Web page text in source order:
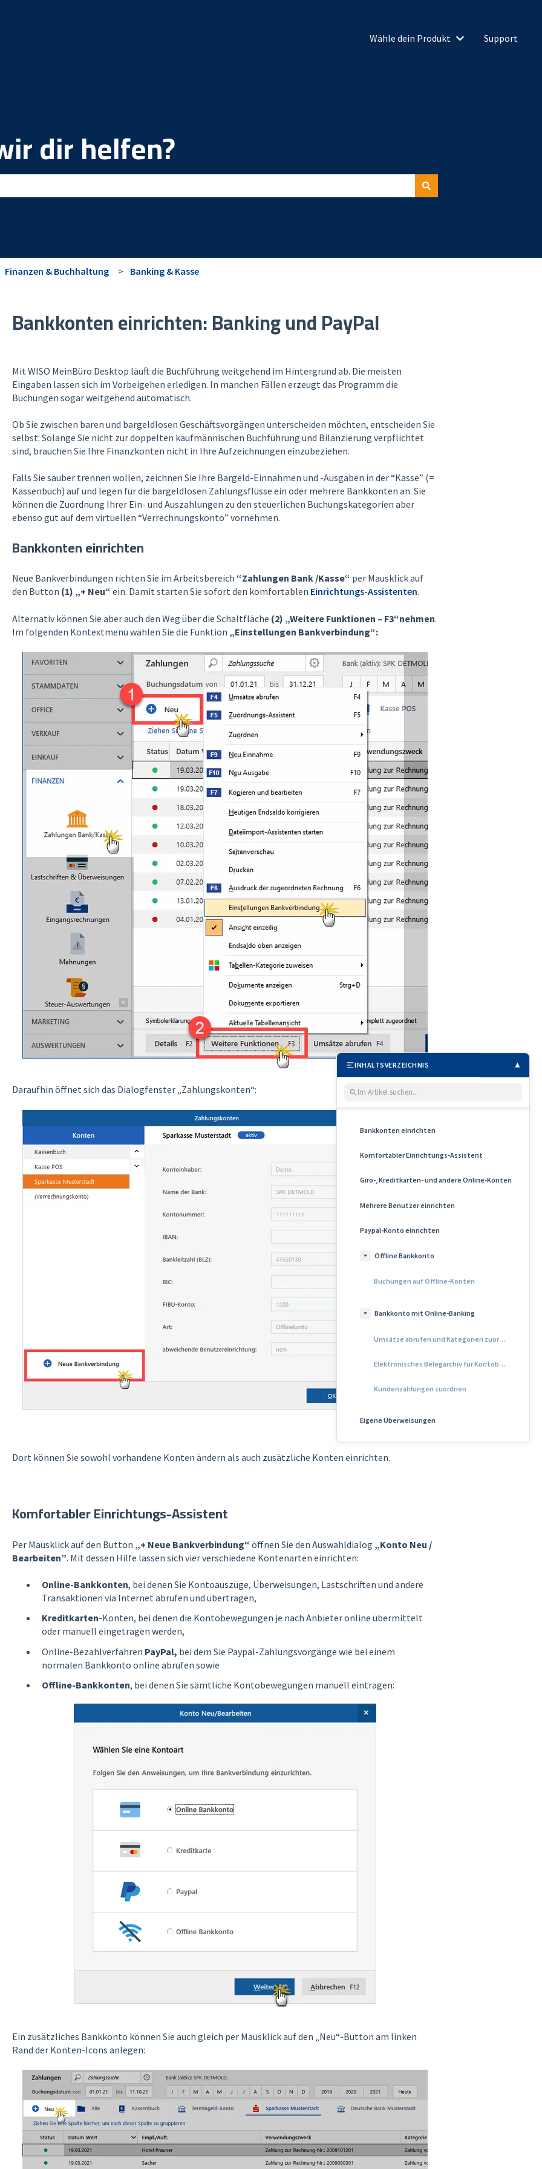
Wähle dein Produkt
Untermenü für
Support
dir helfen?
Finanzen & Buchhaltung Banking & Kasse
Bankkonten einrichten: Banking und PayPal
Mit WISO MeinBüro Desktop läuft die Buchführung weitgehend im Hintergrund ab. Die meisten
Eingaben lassen sich im Vorbeigehen erledigen. In manchen Fällen erzeugt das Programm die
Buchungen sogar weitgehend automatisch.
Ob Sie zwischen baren und bargeldlosen Geschäftsvorgängen unterscheiden möchten, entscheiden Sie
selbst: Solange Sie nicht zur doppelten kaufmännischen Buchführung und Bilanzierung verpflichtet
sind, brauchen Sie Ihre Finanzkonten nicht in Ihre Aufzeichnungen einzubeziehen.
Falls Sie sauber trennen wollen, zeichnen Sie Ihre Bargeld-Einnahmen und -Ausgaben in der “Kasse” (=
Kassenbuch) auf und legen für die bargeldlosen Zahlungsflüsse ein oder mehrere Bankkonten an. Sie
können die Zuordnung Ihrer Ein- und Auszahlungen zu den steuerlichen Buchungskategorien aber
ebenso gut auf dem virtuellen “Verrechnungskonto” vornehmen.
Bankkonten einrichten
Neue Bankverbindungen richten Sie im Arbeitsbereich “Zahlungen Bank /Kasse“ per Mausklick auf
den Button (1) „+ Neu“ ein. Damit starten Sie sofort den komfortablen Einrichtungs-Assistenten.
Alternativ können Sie aber auch den Weg über die Schaltfläche (2) „Weitere Funktionen – F3“nehmen.
Im folgenden Kontextmenü wählen Sie die Funktion „Einstellungen Bankverbindung“:
Daraufhin öffnet sich das Dialogfenster „Zahlungskonten“:
Dort können Sie sowohl vorhandene Konten ändern als auch zusätzliche Konten einrichten.
Komfortabler Einrichtungs-Assistent
Per Mausklick auf den Button „+ Neue Bankverbindung“ öffnen Sie den Auswahldialog „Konto Neu /
Bearbeiten”. Mit dessen Hilfe lassen sich vier verschiedene Kontenarten einrichten:
Online-Bankkonten, bei denen Sie Kontoauszüge, Überweisungen, Lastschriften und andere
Transaktionen via Internet abrufen und übertragen,
Kreditkarten-Konten, bei denen die Kontobewegungen je nach Anbieter online übermittelt
oder manuell eingetragen werden,
Online-Bezahlverfahren PayPal, bei dem Sie Paypal-Zahlungsvorgänge wie bei einem
normalen Bankkonto online abrufen sowie
Offline-Bankkonten, bei denen Sie sämtliche Kontobewegungen manuell eintragen:
Ein zusätzliches Bankkonto können Sie auch gleich per Mausklick auf den „Neu“-Button am linken
Rand der Konten-Icons anlegen:
INHALTSVERZEICHNIS ▲
Bankkonten einrichten
Komfortabler Einrichtungs-Assistent
Giro-, Kreditkarten- und andere Online-Konten
Mehrere Benutzer einrichten
Paypal-Konto einrichten
Offline Bankkonto
Buchungen auf Offline-Konten
Bankkonto mit Online-Banking
Umsätze abrufen und Kategorien zuordnen
Elektronisches Belegarchiv für Kontobuchungen
Kundenzahlungen zuordnen
Eigene Überweisungen